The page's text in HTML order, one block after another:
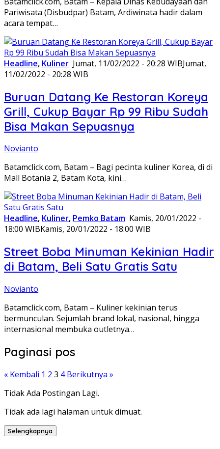
Pariwisata (Disbudpar) Batam, Ardiwinata hadir dalam
acara tempat…
Headline, Kuliner Jumat, 11/02/2022 - 20:28 WIBJumat,
11/02/2022 - 20:28 WIB
Buruan Datang Ke Restoran Koreya
Grill, Cukup Bayar Rp 99 Ribu Sudah
Bisa Makan Sepuasnya
Novianto
Batamclick.com, Batam – Bagi pecinta kuliner Korea, di di
Mall Botania 2, Batam Kota, kini…
Headline, Kuliner, Pemko Batam Kamis, 20/01/2022 -
18:00 WIBKamis, 20/01/2022 - 18:00 WIB
Street Boba Minuman Kekinian Hadir
di Batam, Beli Satu Gratis Satu
Novianto
Batamclick.com, Batam – Kuliner kekinian terus
bermunculan. Sejumlah brand lokal, nasional, hingga
internasional membuka outletnya…
Paginasi pos
« Kembali 1 2 3 4 Berikutnya »
Tidak Ada Postingan Lagi.
Tidak ada lagi halaman untuk dimuat.
Selengkapnya